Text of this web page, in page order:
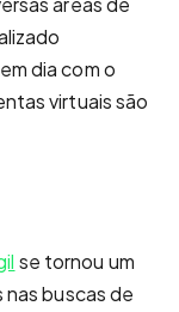
dia com o
virtuais são
se tornou um
buscas de